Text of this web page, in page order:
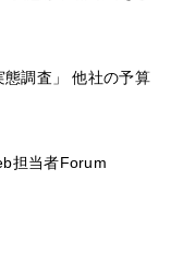
態調査」 他社の予算
担当者Forum